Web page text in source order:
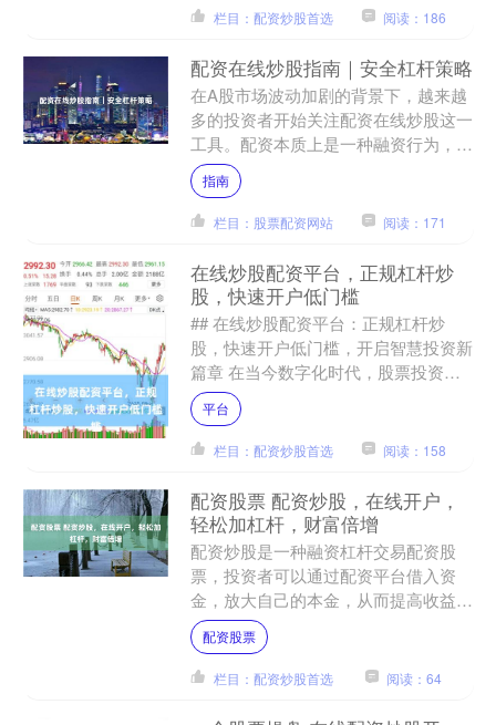
栏目：配资炒股首选 阅读：186
配资在线炒股指南｜安全杠杆策略
在A股市场波动加剧的背景下，越来越
多的投资者开始关注配资在线炒股这一
工具。配资本质上是一种融资行为，通
过向配资平台缴纳一定比例的保证金，
获取数倍于本金的资金进行....
指南
栏目：股票配资网站 阅读：171
在线炒股配资平台，正规杠杆炒
股，快速开户低门槛
## 在线炒股配资平台：正规杠杆炒
股，快速开户低门槛，开启智慧投资新
篇章 在当今数字化时代，股票投资已
不再是少数人的专利。随着金融科技的
飞速发展，**在线炒股配....
平台
栏目：配资炒股首选 阅读：158
配资股票 配资炒股，在线开户，
轻松加杠杆，财富倍增
配资炒股是一种融资杠杆交易配资股
票，投资者可以通过配资平台借入资
金，放大自己的本金，从而提高收益
率。配资炒股具有以下优势： * **低杠
杆（1:1 至 2:1）....
配资股票
栏目：配资炒股首选 阅读：64